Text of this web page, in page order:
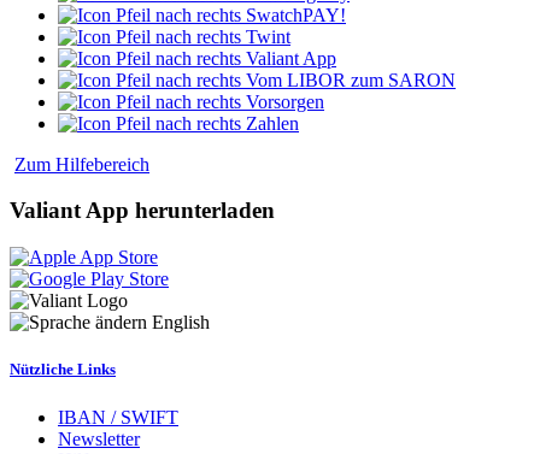
SwatchPAY!
Twint
Valiant App
Vom LIBOR zum SARON
Vorsorgen
Zahlen
Zum Hilfebereich
Valiant App herunterladen
English
Nützliche Links
IBAN / SWIFT
Newsletter